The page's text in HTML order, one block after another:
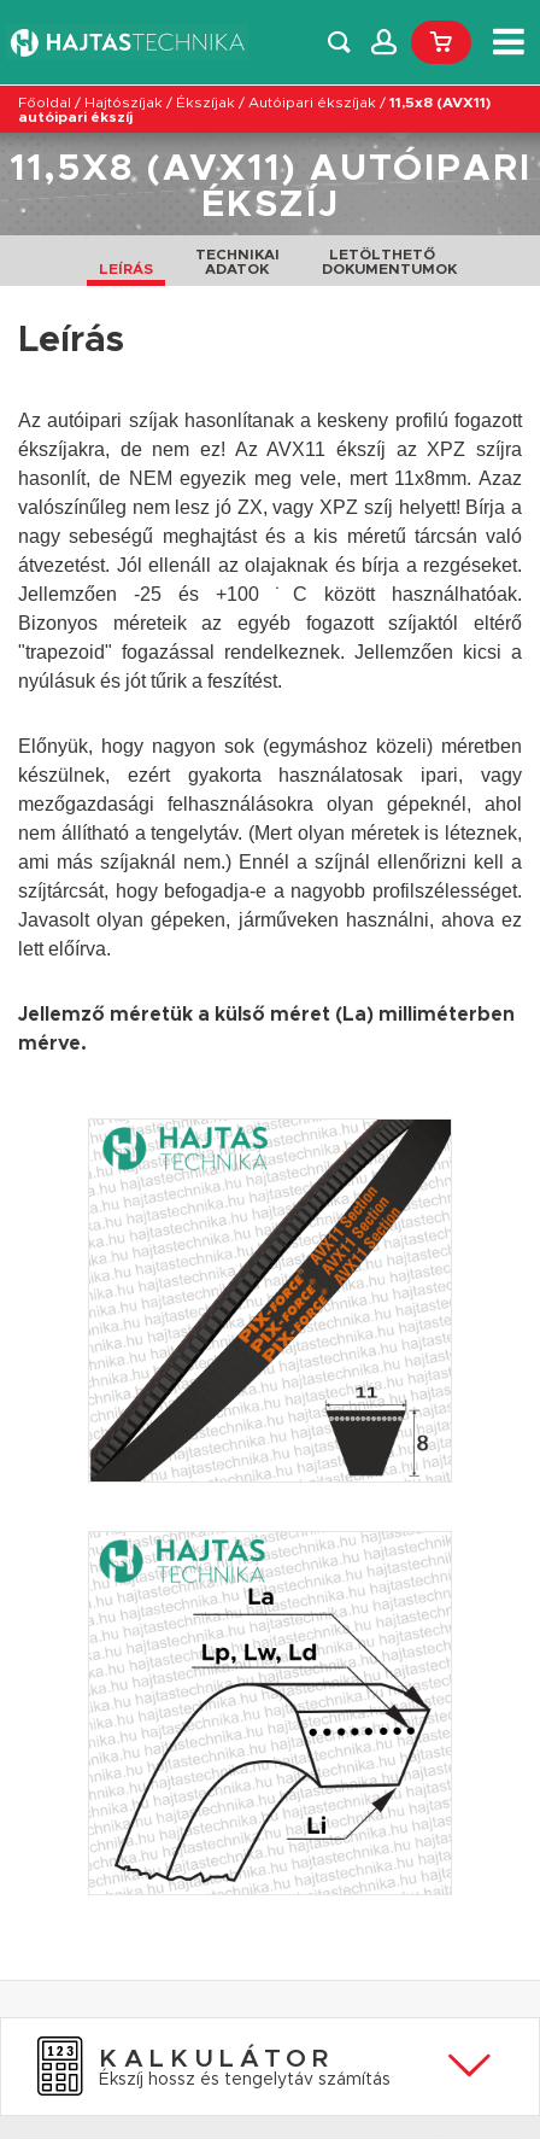
Főoldal / Hajtószíjak / Ékszíjak / Autóipari ékszíjak / 11,5x8 (AVX11)
autóipari ékszíj
11,5X8 (AVX11) AUTÓIPARI
ÉKSZÍJ
LEÍRÁS
TECHNIKAI
ADATOK
LETÖLTHETŐ
DOKUMENTUMOK
Leírás
Az autóipari szíjak hasonlítanak a keskeny profilú fogazott
ékszíjakra, de nem ez! Az AVX11 ékszíj az XPZ szíjra
hasonlít, de NEM egyezik meg vele, mert 11x8mm. Azaz
valószínűleg nem lesz jó ZX, vagy XPZ szíj helyett! Bírja a
nagy sebeségű meghajtást és a kis méretű tárcsán való
átvezetést. Jól ellenáll az olajaknak és bírja a rezgéseket.
Jellemzően -25 és +100 ˙C között használhatóak.
Bizonyos méreteik az egyéb fogazott szíjaktól eltérő
"trapezoid" fogazással rendelkeznek. Jellemzően kicsi a
nyúlásuk és jót tűrik a feszítést.
Előnyük, hogy nagyon sok (egymáshoz közeli) méretben
készülnek, ezért gyakorta használatosak ipari, vagy
mezőgazdasági felhasználásokra olyan gépeknél, ahol
nem állítható a tengelytáv. (Mert olyan méretek is léteznek,
ami más szíjaknál nem.) Ennél a szíjnál ellenőrizni kell a
szíjtárcsát, hogy befogadja-e a nagyobb profilszélességet.
Javasolt olyan gépeken, járműveken használni, ahova ez
lett előírva.
Jellemző méretük a külső méret (La) milliméterben
mérve.
KALKULÁTOR
Ékszíj hossz és tengelytáv számítás